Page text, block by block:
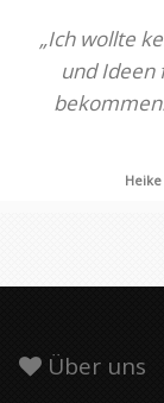
„Ich wollte
und Ideen
Heike
Über uns